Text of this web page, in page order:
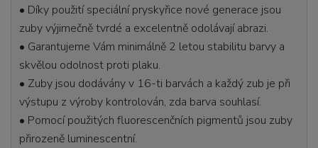
• Díky použití speciální pryskyřice nové generace jsou
zuby výjimečně tvrdé a excelentně odolávají abrazi.
• Garantujeme Vám minimálně 2 letou stabilitu barvy a
skvělou odolnost proti plaku.
• Zuby jsou dodávány v 16-ti barvách a každý zub je při
výstupu z výroby kontrolován, zda barva souhlasí.
• Pomocí použitých fluorescenčních pigmentů jsou zuby
přirozeně luminescentní.